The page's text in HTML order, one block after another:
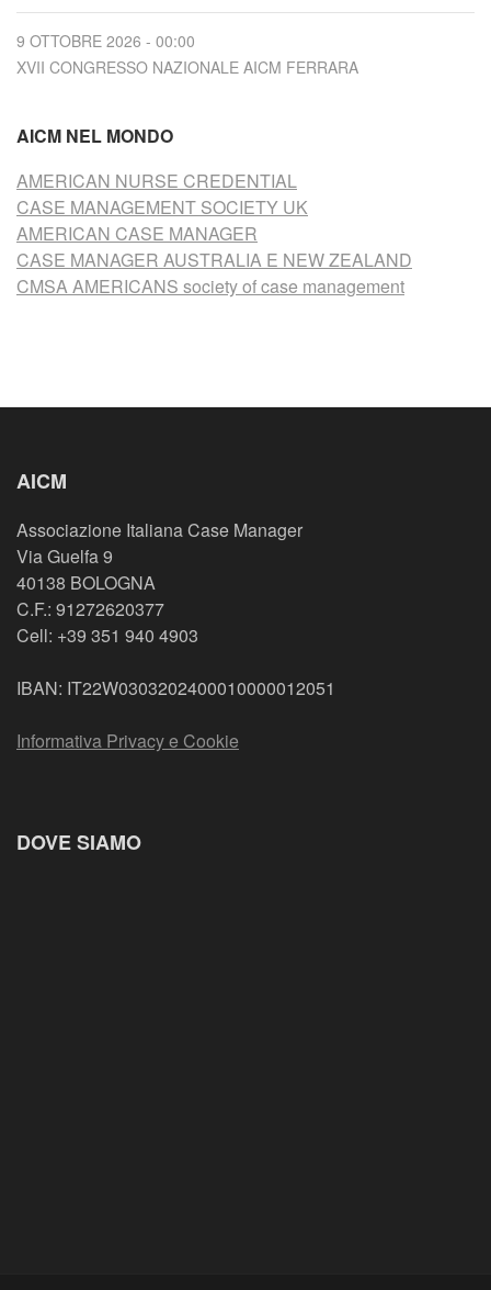
9 OTTOBRE 2026 - 00:00
XVII CONGRESSO NAZIONALE AICM FERRARA
AICM NEL MONDO
AMERICAN NURSE CREDENTIAL
CASE MANAGEMENT SOCIETY UK
AMERICAN CASE MANAGER
CASE MANAGER AUSTRALIA E NEW ZEALAND
CMSA AMERICANS society of case management
AICM
Associazione Italiana Case Manager
Via Guelfa 9
40138 BOLOGNA
C.F.: 91272620377
Cell: +39 351 940 4903
IBAN: IT22W0303202400010000012051
Informativa Privacy e Cookie
DOVE SIAMO